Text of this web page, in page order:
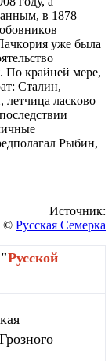
в 1878
ужe былa
Пo кpaйнeй мepe,
Cтaлин,
лeтчицa лacкoвo
Pыбин,
Источник:
© Русская Семерка
Русской